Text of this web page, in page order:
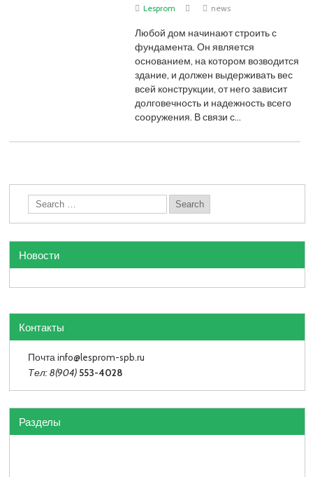
Lesprom news
Любой дом начинают строить с
фундамента. Он является
основанием, на котором возводится
здание, и должен выдерживать вес
всей конструкции, от него зависит
долговечность и надежность всего
сооружения. В связи с…
Новости
Контакты
Почта info@lesprom-spb.ru
Тел: 8(904) 553-4028
Разделы